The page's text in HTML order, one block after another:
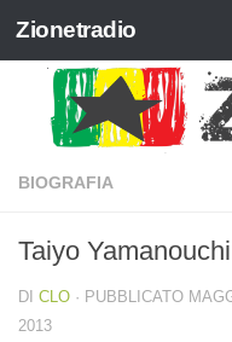
Salta al contenuto
Zionetradio
BIOGRAFIA
Taiyo
DI CLO · PUBBLICATO
2013